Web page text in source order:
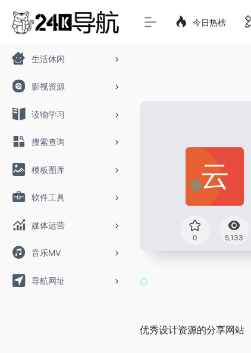
生活休闲
影视资源
读物学习
搜索查询
模板图库
软件工具
媒体运营
音乐MV
导航网址
今日热榜
0 5,133
优秀设计资源的分享网站